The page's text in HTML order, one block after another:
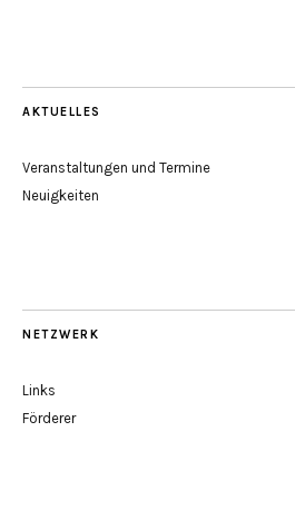
AKTUELLES
Veranstaltungen und Termine
Neuigkeiten
NETZWERK
Links
Förderer